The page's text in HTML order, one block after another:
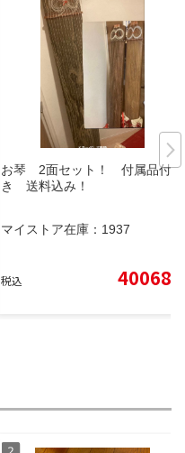
お琴 2面セット！ 付属品付
き 送料込み！
マイストア在庫： 1937
税込 40068